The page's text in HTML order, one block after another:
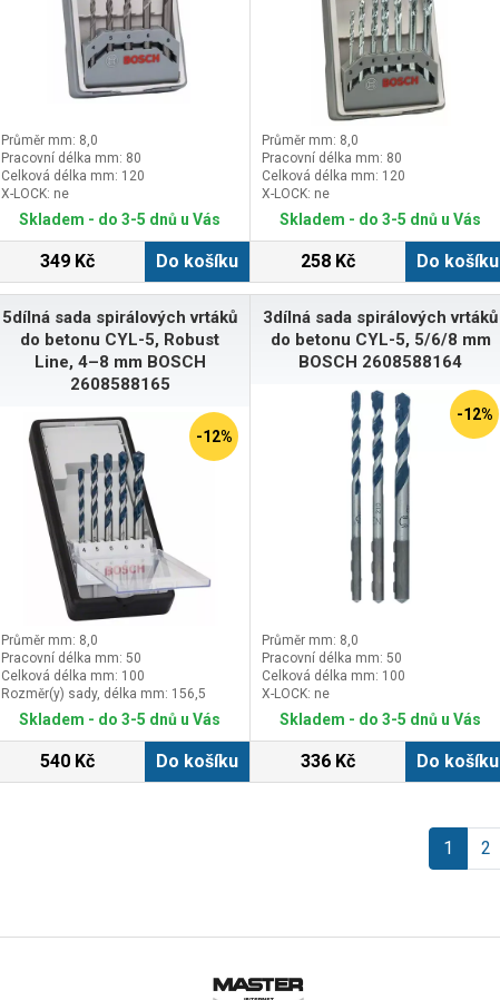
Průměr mm: 8,0
Pracovní délka mm: 80
Celková délka mm: 120
X-LOCK: ne
Skladem - do 3-5 dnů u Vás
349 Kč Do košíku
Průměr mm: 8,0
Pracovní délka mm: 80
Celková délka mm: 120
X-LOCK: ne
Skladem - do 3-5 dnů u Vás
258 Kč Do košíku
5dílná sada spirálových vrtáků
do betonu CYL-5, Robust
Line, 4–8 mm BOSCH
2608588165
-12%
Průměr mm: 8,0
Pracovní délka mm: 50
Celková délka mm: 100
Rozměr(y) sady, délka mm: 156,5
Skladem - do 3-5 dnů u Vás
540 Kč Do košíku
3dílná sada spirálových vrtáků
do betonu CYL-5, 5/6/8 mm
BOSCH 2608588164
-12%
Průměr mm: 8,0
Pracovní délka mm: 50
Celková délka mm: 100
X-LOCK: ne
Skladem - do 3-5 dnů u Vás
336 Kč Do košíku
1 2